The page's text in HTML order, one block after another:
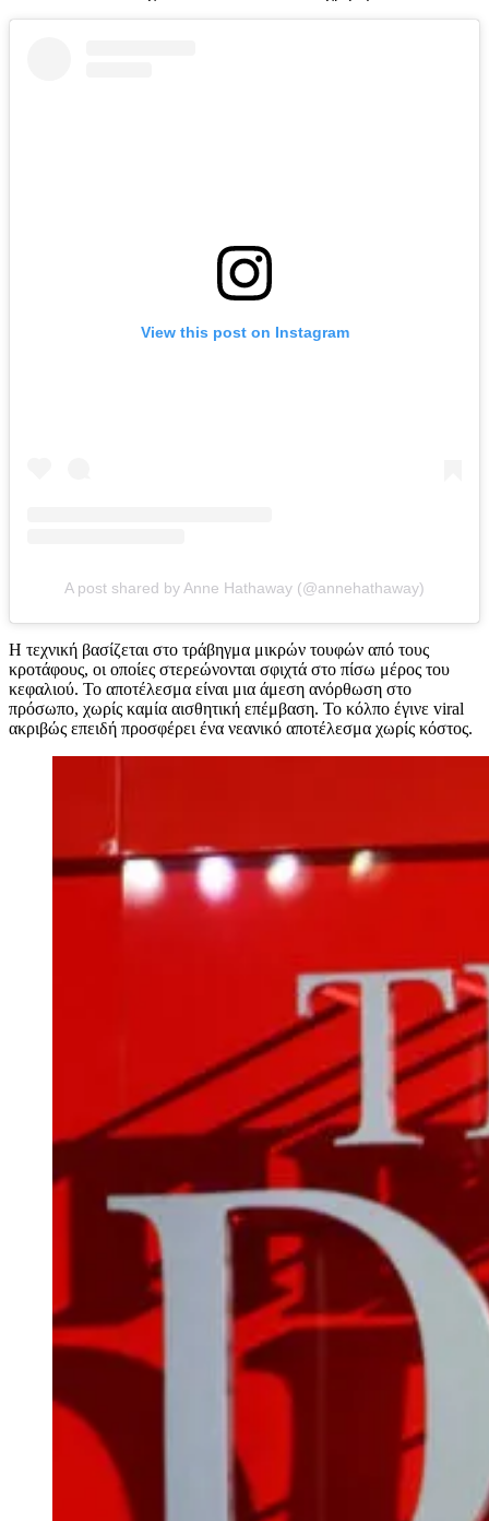
View this post on Instagram
A post shared by Anne Hathaway (@annehathaway)
Η τεχνική βασίζεται στο τράβηγμα μικρών τουφών από τους
κροτάφους, οι οποίες στερεώνονται σφιχτά στο πίσω μέρος του
κεφαλιού. Το αποτέλεσμα είναι μια άμεση ανόρθωση στο
πρόσωπο, χωρίς καμία αισθητική επέμβαση. Το κόλπο έγινε viral
ακριβώς επειδή προσφέρει ένα νεανικό αποτέλεσμα χωρίς κόστος.